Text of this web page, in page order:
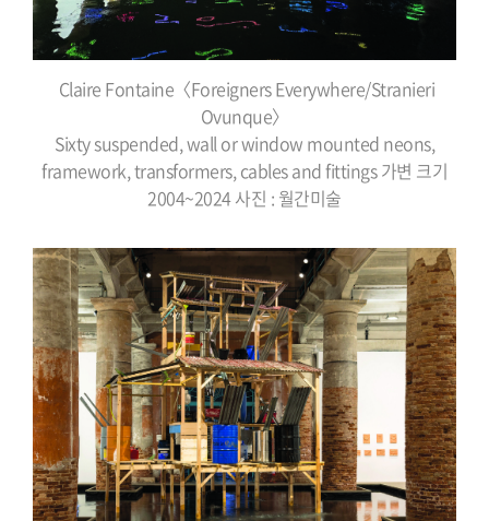
Claire Fontaine〈Foreigners Everywhere/Stranieri
Ovunque〉
Sixty suspended, wall or window mounted neons,
framework, transformers, cables and fittings 가변 크기
2004~2024 사진 : 월간미술